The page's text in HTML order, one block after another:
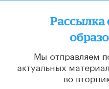
Рассылка
Мы отправляем
актуальных
во